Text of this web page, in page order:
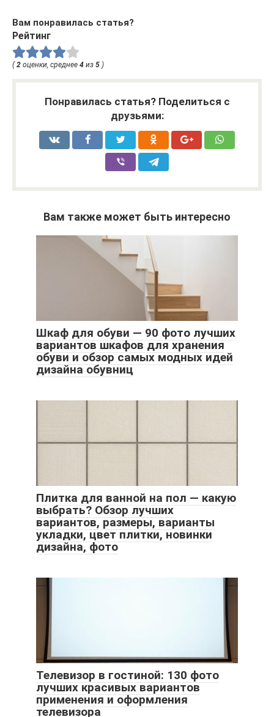
Вам понравилась статья?
Рейтинг
( 2 оценки, среднее 4 из 5 )
Понравилась статья? Поделиться с
друзьями:
Вам также может быть интересно
Шкаф для обуви — 90 фото лучших
вариантов шкафов для хранения
обуви и обзор самых модных идей
дизайна обувниц
Плитка для ванной на пол — какую
выбрать? Обзор лучших
вариантов, размеры, варианты
укладки, цвет плитки, новинки
дизайна, фото
Телевизор в гостиной: 130 фото
лучших красивых вариантов
применения и оформления
телевизора